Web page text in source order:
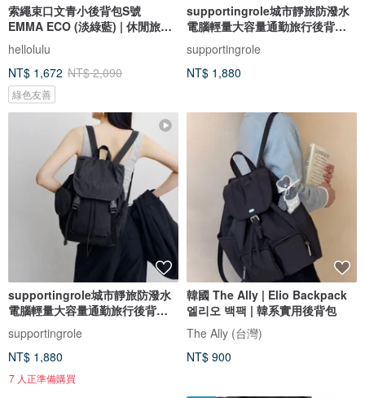
索繩束口文青小後背包S號
EMMA ECO (淡綠藍) | 休閒旅行
雙肩包
hellolulu
NT$ 1,672 NT$ 2,090
綠色友善
supportingrole城市靜旅防潑水
電腦輕量大容量通勤旅行後背包
supportingrole
NT$ 1,880
supportingrole城市靜旅防潑水
電腦輕量大容量通勤旅行後背包
supportingrole
NT$ 1,880
7 人正準備購買
韓國 The Ally | Elio Backpack
엘리오 백팩 | 韓系實用後背包
The Ally (台灣)
NT$ 900